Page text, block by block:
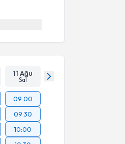
11 Ağu
Sal
09:00
09:30
10:00